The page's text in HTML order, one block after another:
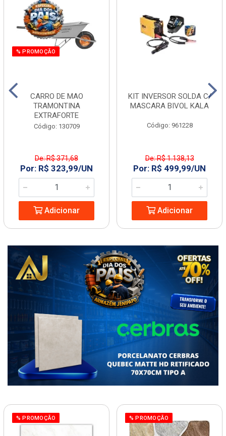
% PROMOÇÃO
CARRO DE MAO
TRAMONTINA
EXTRAFORTE
Código: 130709
De: R$ 371,68
Por: R$ 323,99/UN
Adicionar
KIT INVERSOR SOLDA C/
MASCARA BIVOL KALA
Código: 961228
De: R$ 1.138,13
Por: R$ 499,99/UN
Adicionar
% PROMOÇÃO % PROMOÇÃO